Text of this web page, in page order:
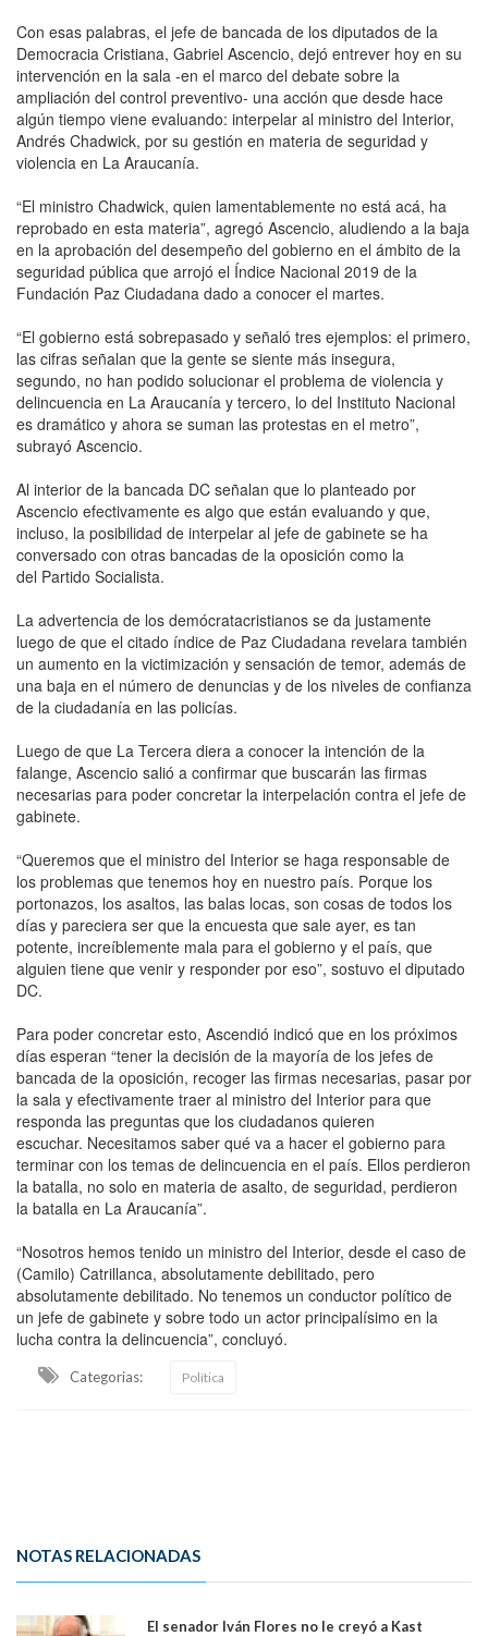
Con esas palabras, el jefe de bancada de los diputados de la
Democracia Cristiana, Gabriel Ascencio, dejó entrever hoy en su
intervención en la sala -en el marco del debate sobre la
ampliación del control preventivo- una acción que desde hace
algún tiempo viene evaluando: interpelar al ministro del Interior,
Andrés Chadwick, por su gestión en materia de seguridad y
violencia en La Araucanía.
“El ministro Chadwick, quien lamentablemente no está acá, ha
reprobado en esta materia”, agregó Ascencio, aludiendo a la baja
en la aprobación del desempeño del gobierno en el ámbito de la
seguridad pública que arrojó el Índice Nacional 2019 de la
Fundación Paz Ciudadana dado a conocer el martes.
“El gobierno está sobrepasado y señaló tres ejemplos: el primero,
las cifras señalan que la gente se siente más insegura,
segundo, no han podido solucionar el problema de violencia y
delincuencia en La Araucanía y tercero, lo del Instituto Nacional
es dramático y ahora se suman las protestas en el metro”,
subrayó Ascencio.
Al interior de la bancada DC señalan que lo planteado por
Ascencio efectivamente es algo que están evaluando y que,
incluso, la posibilidad de interpelar al jefe de gabinete se ha
conversado con otras bancadas de la oposición como la
del Partido Socialista.
La advertencia de los demócratacristianos se da justamente
luego de que el citado índice de Paz Ciudadana revelara también
un aumento en la victimización y sensación de temor, además de
una baja en el número de denuncias y de los niveles de confianza
de la ciudadanía en las policías.
Luego de que La Tercera diera a conocer la intención de la
falange, Ascencio salió a confirmar que buscarán las firmas
necesarias para poder concretar la interpelación contra el jefe de
gabinete.
“Queremos que el ministro del Interior se haga responsable de
los problemas que tenemos hoy en nuestro país. Porque los
portonazos, los asaltos, las balas locas, son cosas de todos los
días y pareciera ser que la encuesta que sale ayer, es tan
potente, increíblemente mala para el gobierno y el país, que
alguien tiene que venir y responder por eso”, sostuvo el diputado
DC.
Para poder concretar esto, Ascendió indicó que en los próximos
días esperan “tener la decisión de la mayoría de los jefes de
bancada de la oposición, recoger las firmas necesarias, pasar por
la sala y efectivamente traer al ministro del Interior para que
responda las preguntas que los ciudadanos quieren
escuchar. Necesitamos saber qué va a hacer el gobierno para
terminar con los temas de delincuencia en el país. Ellos perdieron
la batalla, no solo en materia de asalto, de seguridad, perdieron
la batalla en La Araucanía”.
“Nosotros hemos tenido un ministro del Interior, desde el caso de
(Camilo) Catrillanca, absolutamente debilitado, pero
absolutamente debilitado. No tenemos un conductor político de
un jefe de gabinete y sobre todo un actor principalísimo en la
lucha contra la delincuencia”, concluyó.
Categorias: Política
NOTAS RELACIONADAS
El senador Iván Flores no le creyó a Kast